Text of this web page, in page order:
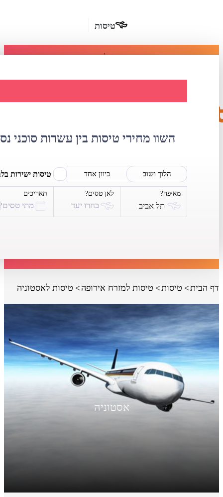
טיסות
מומלץ
בחו"ל
השכרת
רכב
השוו מחירי טיסות בין עשרות סוכני
הלוך ושוב כיוון אחד טיסות ישירות
מאיפה?
תל אביב
לאן טסים?
בחרו יעד
תאריכים
מתי
דף הבית טיסות טיסות למזרח אירופה טיסות לאסטוניה
אסטוניה